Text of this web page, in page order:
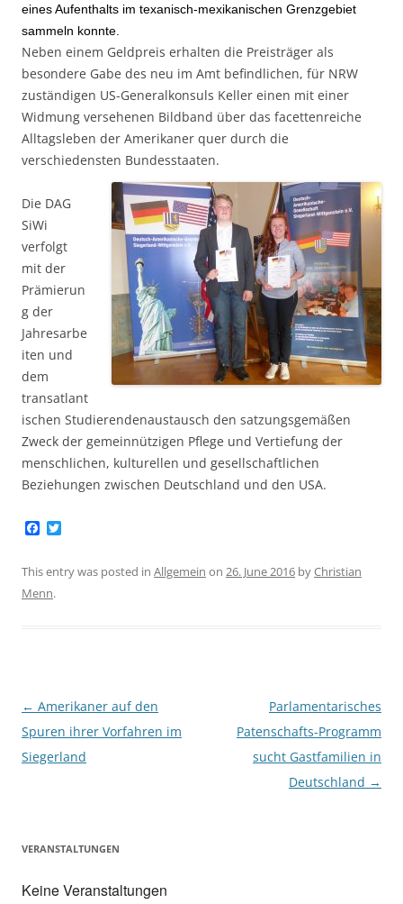
eines Aufenthalts im texanisch-mexikanischen Grenzgebiet
sammeln konnte.
Neben einem Geldpreis erhalten die Preisträger als
besondere Gabe des neu im Amt befindlichen, für NRW
zuständigen US-Generalkonsuls Keller einen mit einer
Widmung versehenen Bildband über das facettenreiche
Alltagsleben der Amerikaner quer durch die
verschiedensten Bundesstaaten.
Die DAG
SiWi
verfolgt
mit der
Prämierun
g der
Jahresarbe
iten und
dem
transatlant
ischen Studierendenaustausch den satzungsgemäßen
Zweck der gemeinnützigen Pflege und Vertiefung der
menschlichen, kulturellen und gesellschaftlichen
Beziehungen zwischen Deutschland und den USA.
e
o
t
This entry was posted in Allgemein on 26. June 2016 byChristian
Menn.
Post
navigation
← Amerikaner auf den
Spuren ihrer Vorfahren im
Siegerland
Parlamentarisches
Patenschafts-Programm
sucht Gastfamilien in
Deutschland →
VERANSTALTUNGEN
Keine Veranstaltungen